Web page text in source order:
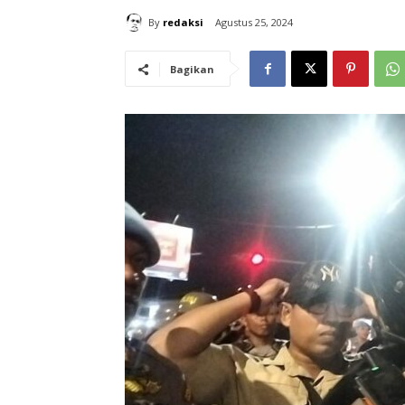
By redaksi Agustus 25, 2024
Bagikan